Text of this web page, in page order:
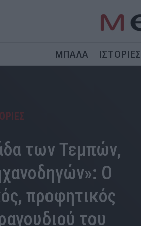
ΜΠΑΛΑ ΙΣΤΟΡΙΕΣ
των Τεμπών,
Ο
προφητικός
του